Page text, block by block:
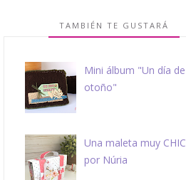
TAMBIÉN TE GUSTARÁ
Mini álbum "Un día de
otoño"
Una maleta muy CHIC
por Núria